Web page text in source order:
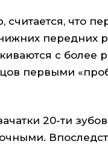
что
передних
с более
первыми
20-ти